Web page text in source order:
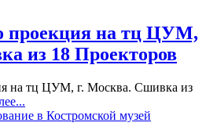
проекция на тц ЦУМ,
из 18 Проекторов
на тц ЦУМ, г. Москва. Сшивка из